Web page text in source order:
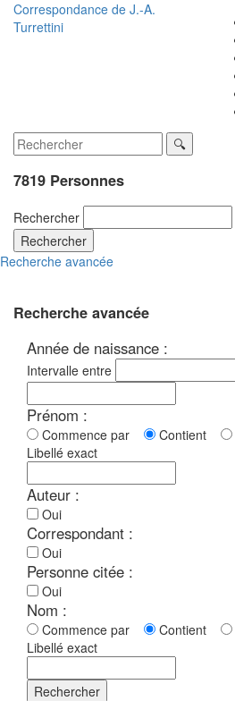
Correspondance de J.-A.
Turrettini
7819 Personnes
Rechercher
Rechercher
Recherche avancée
Recherche avancée
Année de naissance :
Intervalle entre
Prénom :
Commence par Contient
Libellé exact
Auteur :
Oui
Correspondant :
Oui
Personne citée :
Oui
Nom :
Commence par Contient
Libellé exact
Rechercher